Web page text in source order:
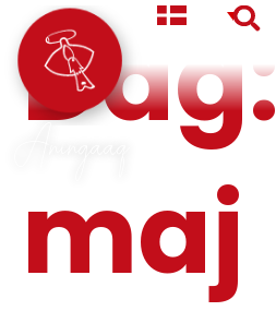
Dag:
maj